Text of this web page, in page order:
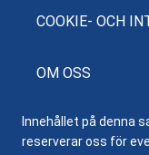
COOKIE- OCH
OM OSS
Innehållet på denna
reserverar oss för